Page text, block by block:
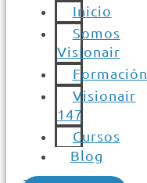
Inicio
Somos
Visionair
Formación
Visionair
147
Cursos
Blog